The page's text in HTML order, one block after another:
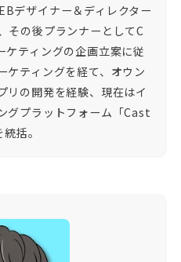
デザイナー＆ディレクター
その後プランナーとしてC
ケティングの企画立案に従
ケティングを経て、オウン
リの開発を経験、現在はイ
グプラットフォーム「Cast
括。​